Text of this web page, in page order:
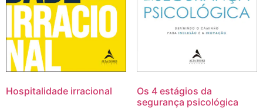
Hospitalidade irracional
Os 4 estágios da
segurança psicológica